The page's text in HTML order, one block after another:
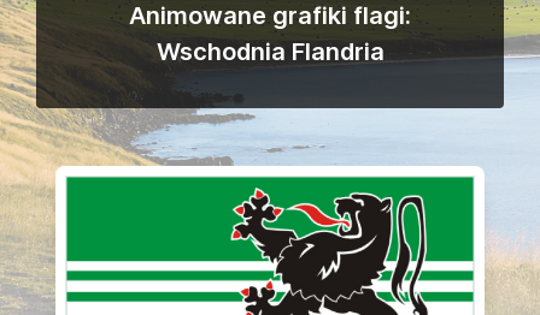
Animowane grafiki flagi:
Wschodnia Flandria